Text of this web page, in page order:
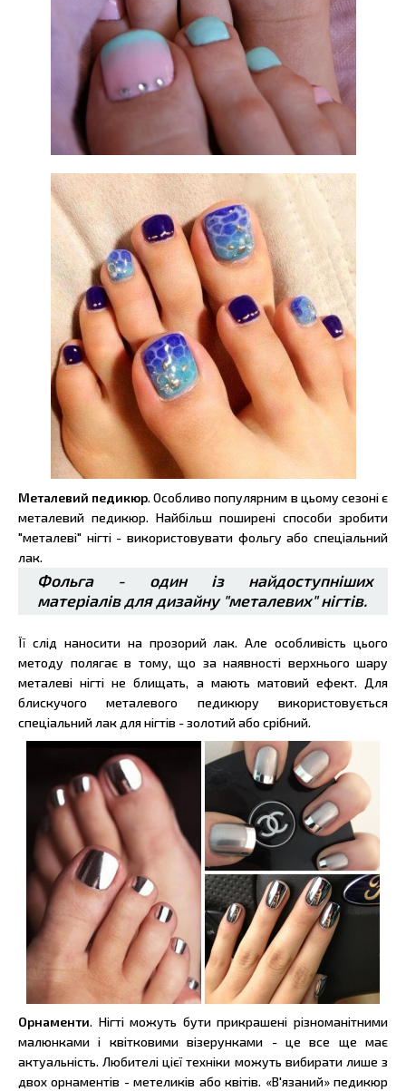
Металевий педикюр. Особливо популярним в цьому сезоні є
металевий педикюр. Найбільш поширені способи зробити
"металеві" нігті - використовувати фольгу або спеціальний
лак.
Фольга - один із найдоступніших
матеріалів для дизайну "металевих" нігтів.
Її слід наносити на прозорий лак. Але особливість цього
методу полягає в тому, що за наявності верхнього шару
металеві нігті не блищать, а мають матовий ефект. Для
блискучого металевого педикюру використовується
спеціальний лак для нігтів - золотий або срібний.
Орнаменти. Нігті можуть бути прикрашені різноманітними
малюнками і квітковими візерунками - це все ще має
актуальність. Любителі цієї техніки можуть вибирати лише з
двох орнаментів - метеликів або квітів. «В'язаний» педикюр